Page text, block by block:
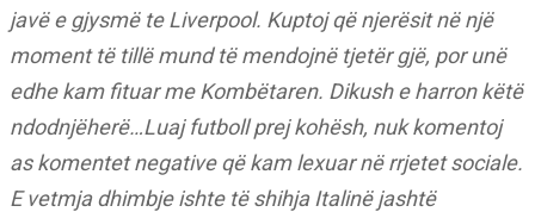
javë e gjysmë te Liverpool. Kuptoj që njerësit në një
moment të tillë mund të mendojnë tjetër gjë, por unë
edhe kam fituar me Kombëtaren. Dikush e harron këtë
ndodnjëherë…Luaj futboll prej kohësh, nuk komentoj
as komentet negative që kam lexuar në rrjetet sociale.
E vetmja dhimbje ishte të shihja Italinë jashtë